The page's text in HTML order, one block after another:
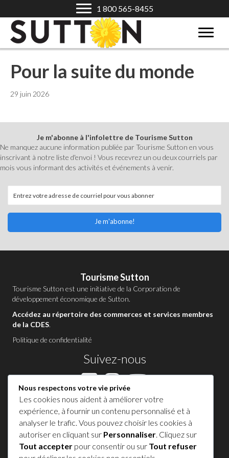
1 800 565-8455
Pour la suite du monde
29 juin 2026
Je m'abonne à l'infolettre de Tourisme Sutton
Ne manquez aucune information publiée par Tourisme Sutton en vous
inscrivant à notre liste d'envoi ! Vous recevrez un ou deux courriels par
mois vous informant des activités et événements à venir.
Je m'abonne!
Tourisme Sutton
Tourisme Sutton est une initiative de la Corporation de
développement économique de Sutton.
Accédez au répertoire des commerces et services membres
de la CDES.
Politique de confidentialité
Suivez-nous
Contactez-nous à Sutton
1 450 538-8455
Nous respectons votre vie privée
Les cookies nous aident à améliorer votre
expérience, à fournir un contenu personnalisé et à
analyser le trafic. Vous pouvez choisir les cookies à
autoriser en cliquant sur Personnaliser. Cliquez sur
Tout accepter pour consentir ou sur Tout refuser